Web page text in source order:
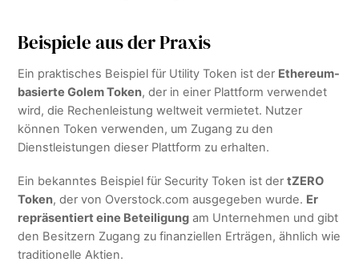
Beispiele aus der Praxis
Ein praktisches Beispiel für Utility Token ist der Ethereum-
basierte Golem Token, der in einer Plattform verwendet
wird, die Rechenleistung weltweit vermietet. Nutzer
können Token verwenden, um Zugang zu den
Dienstleistungen dieser Plattform zu erhalten.
Ein bekanntes Beispiel für Security Token ist dertZERO
Token, der von Overstock.com ausgegeben wurde. Er
repräsentiert eine Beteiligung am Unternehmen und gibt
den Besitzern Zugang zu finanziellen Erträgen, ähnlich wie
traditionelle Aktien.